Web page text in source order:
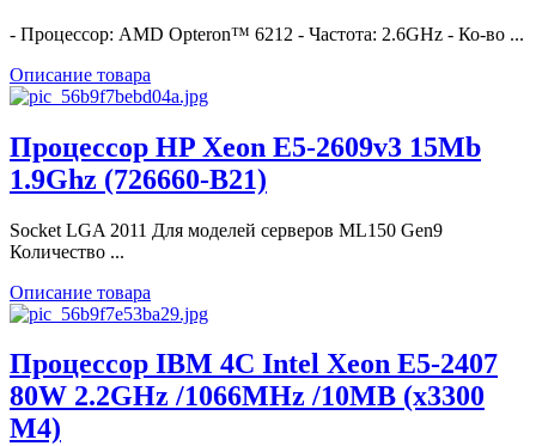
- Процессор: AMD Opteron™ 6212 - Частота: 2.6GHz - Ко-во ...
Описание товара
Процессор HP Xeon E5-2609v3 15Mb
1.9Ghz (726660-B21)
Socket LGA 2011 Для моделей серверов ML150 Gen9
Количество ...
Описание товара
Процессор IBM 4C Intel Xeon E5-2407
80W 2.2GHz /1066MHz /10MB (x3300
M4)